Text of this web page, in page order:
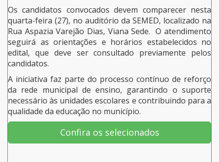
Os candidatos convocados devem comparecer nesta
quarta-feira (27), no auditório da SEMED, localizado na
Rua Aspazia Varejão Dias, Viana Sede. O atendimento
seguirá as orientações e horários estabelecidos no
edital, que deve ser consultado previamente pelos
candidatos.
A iniciativa faz parte do processo contínuo de reforço
da rede municipal de ensino, garantindo o suporte
necessário às unidades escolares e contribuindo para a
qualidade da educação no município.
Confira os selecionados